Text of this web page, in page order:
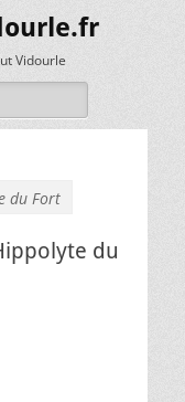
Vidourle
du Fort
du